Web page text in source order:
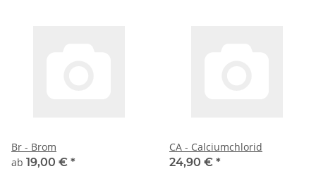
Br - Brom
ab 19,00 € *
CA - Calciumchlorid
24,90 € *